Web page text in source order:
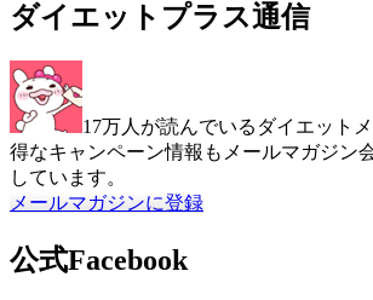
ダイエットプラス通信
17万人が読んでいるダイエット
得なキャンペーン情報もメールマガジン
しています。
メールマガジンに登録
公式Facebook